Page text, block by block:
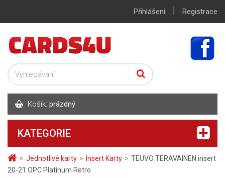
> Jednotlivé karty > Insert Karty > TEUVO TERAVAINEN insert
20-21 OPC Platinum Retro
Přihlášení | Registrace
Košík: prázdný
KATEGORIE